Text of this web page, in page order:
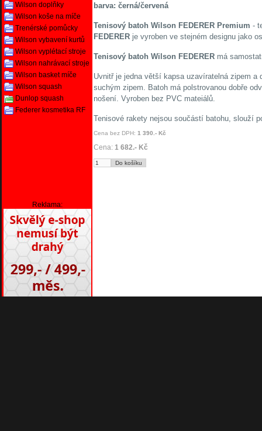
Wilson doplňky
Wilson koše na míče
Trenérské pomůcky
Wilson vybavení kurtů
Wilson vyplétací stroje
Wilson nahrávací stroje
Wilson basket míče
Wilson squash
Dunlop squash
Federer kosmetika RF
Reklama:
barva: černá/červená
Tenisový batoh Wilson FEDERER Premium -
FEDERER je vyroben ve stejném designu jako
Tenisový batoh Wilson FEDERER má
Uvnitř je jedna větší kapsa uzavíratelná zipem
suchým zipem. Batoh má polstrovanou dobře
nošení. Vyroben bez PVC mateiálů.
Tenisové rakety nejsou součástí batohu, slouží
Cena bez DPH: 1 390.- Kč
Cena: 1 682.- Kč